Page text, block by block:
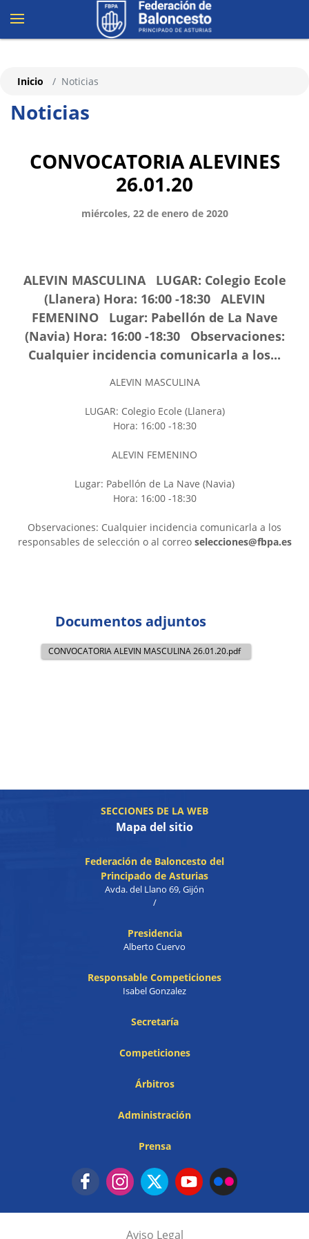
Noticias
Inicio Noticias
CONVOCATORIA ALEVINES
26.01.20
miércoles, 22 de enero de 2020
ALEVIN MASCULINA LUGAR: Colegio Ecole
(Llanera) Hora: 16:00 -18:30 ALEVIN
FEMENINO Lugar: Pabellón de La Nave
(Navia) Hora: 16:00 -18:30 Observaciones:
Cualquier incidencia comunicarla a los...
ALEVIN MASCULINA
LUGAR: Colegio Ecole (Llanera)
Hora: 16:00 -18:30
ALEVIN FEMENINO
Lugar: Pabellón de La Nave (Navia)
Hora: 16:00 -18:30
Observaciones: Cualquier incidencia comunicarla a los
responsables de selección o al correo selecciones@fbpa.es
Documentos adjuntos
CONVOCATORIA ALEVIN MASCULINA 26.01.20.pdf
SECCIONES DE LA WEB
Mapa del sitio
Federación de Baloncesto del
Principado de Asturias
Avda. del Llano 69, Gijón
/
Presidencia
Alberto Cuervo
Responsable Competiciones
Isabel Gonzalez
Secretaría
Competiciones
Árbitros
Administración
Prensa
Aviso Legal